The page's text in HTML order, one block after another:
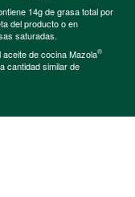
14g de grasa total por
del producto o en
saturadas.
de cocina Mazola®
cantidad similar de